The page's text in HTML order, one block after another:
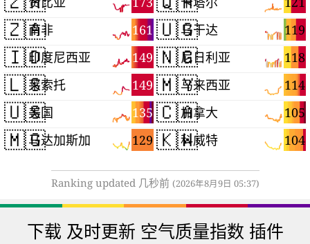
🇿🇦 161
南非
🇮🇩 149
印度尼西亚
🇱🇸 149
莱索托
🇺🇸 135
美国
🇲🇬 129
马达加斯加
🇺🇬 119
乌干达
🇳🇬 118
尼日利亚
🇲🇾 114
马来西亚
🇨🇦 105
加拿大
🇰🇼 104
科威特
Ranking updated 几秒前 (2026年8月9日 05:37)
下载 及时更新 空气质量指数 插件